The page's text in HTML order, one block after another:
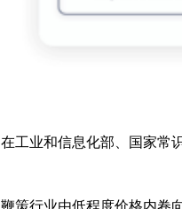
在工业和信息化部、国家常